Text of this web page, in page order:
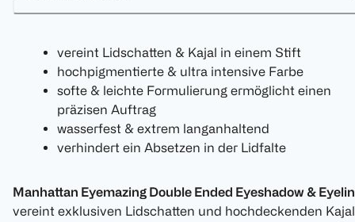
vereint Lidschatten & Kajal in einem Stift
hochpigmentierte & ultra intensive Farbe
softe & leichte Formulierung ermöglicht einen
präzisen Auftrag
wasserfest & extrem langanhaltend
verhindert ein Absetzen in der Lidfalte
Manhattan Eyemazing Double Ended Eyeshadow &
vereint exklusiven Lidschatten und hochdeckenden Kajal